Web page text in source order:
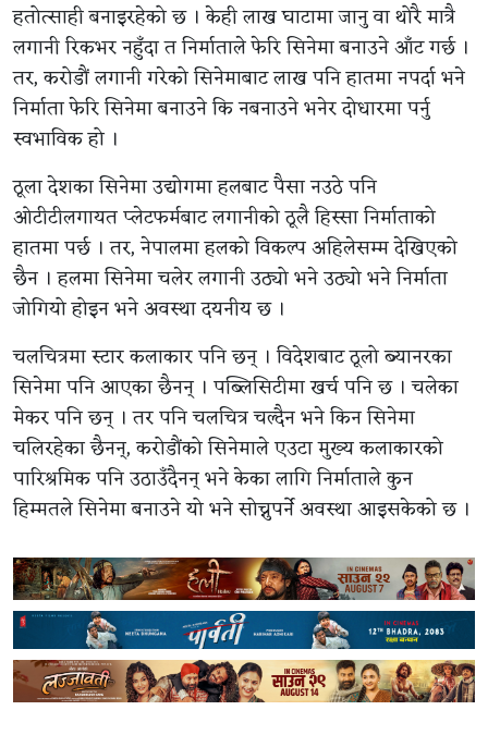
हतोत्साही बनाइरहेको छ । केही लाख घाटामा जानु वा थोरै मात्रै
लगानी रिकभर नहुँदा त निर्माताले फेरि सिनेमा बनाउने आँट गर्छ ।
तर, करोडौं लगानी गरेको सिनेमाबाट लाख पनि हातमा नपर्दा भने
निर्माता फेरि सिनेमा बनाउने कि नबनाउने भनेर दोधारमा पर्नु
स्वभाविक हो ।
ठूला देशका सिनेमा उद्योगमा हलबाट पैसा नउठे पनि
ओटीटीलगायत प्लेटफर्मबाट लगानीको ठूलै हिस्सा निर्माताको
हातमा पर्छ । तर, नेपालमा हलको विकल्प अहिलेसम्म देखिएको
छैन । हलमा सिनेमा चलेर लगानी उठ्यो भने उठ्यो भने निर्माता
जोगियो होइन भने अवस्था दयनीय छ ।
चलचित्रमा स्टार कलाकार पनि छन् । विदेशबाट ठूलो ब्यानरका
सिनेमा पनि आएका छैनन् । पब्लिसिटीमा खर्च पनि छ । चलेका
मेकर पनि छन् । तर पनि चलचित्र चल्दैन भने किन सिनेमा
चलिरहेका छैनन्, करोडौंको सिनेमाले एउटा मुख्य कलाकारको
पारिश्रमिक पनि उठाउँदैनन् भने केका लागि निर्माताले कुन
हिम्मतले सिनेमा बनाउने यो भने सोच्नुपर्ने अवस्था आइसकेको छ ।